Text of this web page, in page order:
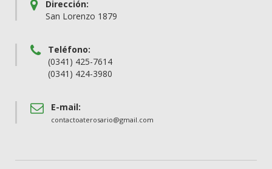
Dirección:
San Lorenzo 1879
Teléfono:
(0341) 425-7614
(0341) 424-3980
E-mail:
contactoaterosario@gmail.com